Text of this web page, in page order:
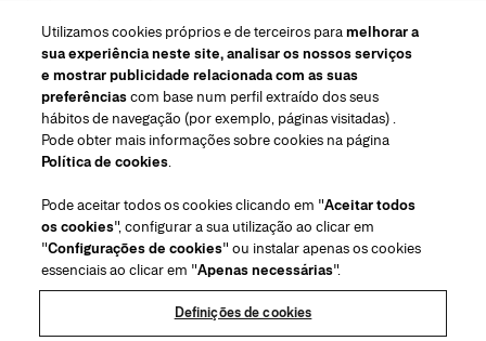
Região/Idioma
Atendimento ao cliente
Encontrar uma loja
Fale conosco
Envios e devoluções de Beleza
Envios e Devoluções de Moda
Perguntas Frequentes
Serviço para embalagem para presente
Centro de preferências
Sobre nós
House of Herrera
Herrera Friends
Puig
(abre em uma nova guia)
Utilizamos cookies próprios e de terceiros paramelhorar a
sua experiência neste site, analisar os nossos serviços
e mostrar publicidade relacionada com as suas
preferênciascom base num perfil extraído dos seus
hábitos de navegação (por exemplo, páginas visitadas) .
Pode obter mais informações sobre cookies na página
Política de cookies.
Pode aceitar todos os cookies clicando em "Aceitar todos
os cookies", configurar a sua utilização ao clicar em
"Configurações de cookies" ou instalar apenas os cookies
essenciais ao clicar em "Apenas necessárias".
Definições de cookies